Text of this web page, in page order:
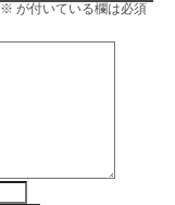
※ が付いている欄は必須